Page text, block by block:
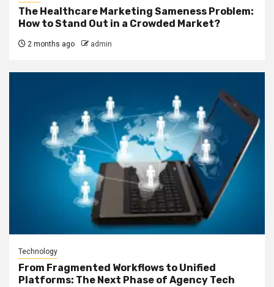
The Healthcare Marketing Sameness Problem:
How to Stand Out in a Crowded Market?
2 months ago admin
Technology
From Fragmented Workflows to Unified
Platforms: The Next Phase of Agency Tech